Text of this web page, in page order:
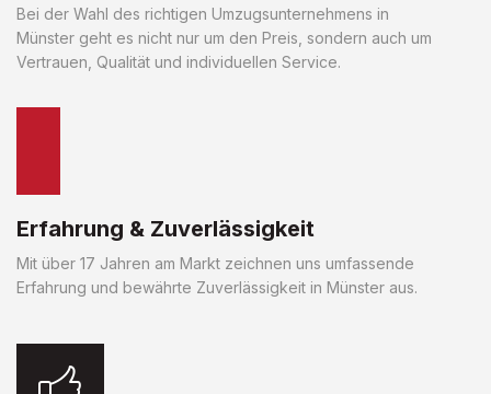
Bei der Wahl des richtigen Umzugsunternehmens in
Münster geht es nicht nur um den Preis, sondern auch um
Vertrauen, Qualität und individuellen Service.
Erfahrung & Zuverlässigkeit
Mit über 17 Jahren am Markt zeichnen uns umfassende
Erfahrung und bewährte Zuverlässigkeit in Münster aus.